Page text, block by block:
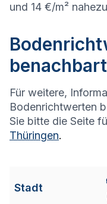
und 14 €/m²
Für weitere,
Bodenrichtwerten
Sie bitte die Seite
Thüringen.
Stadt